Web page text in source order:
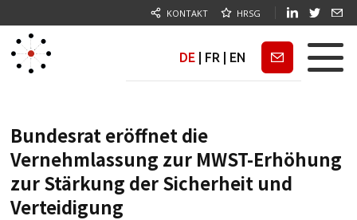
KONTAKT HRSG
DE FR EN Newsletter
Bundesrat eröffnet die
Vernehmlassung zur MWST-Erhöhung
zur Stärkung der Sicherheit und
Verteidigung